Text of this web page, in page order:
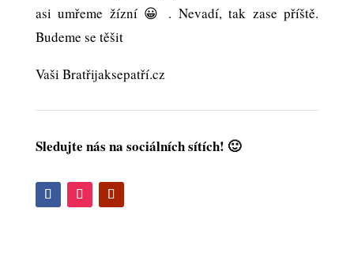
asi umřeme žízní 😀 . Nevadí, tak zase příště.
Budeme se těšit
Vaši Bratřijaksepatří.cz
Sledujte nás na sociálních sítích! 🙂